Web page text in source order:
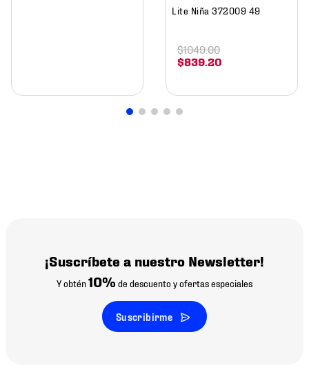
Lite Niña 372009 49
$839 20
$1049.00
¡Suscríbete a nuestro Newsletter!
Y obtén10% de descuento y ofertas especiales
Suscribirme